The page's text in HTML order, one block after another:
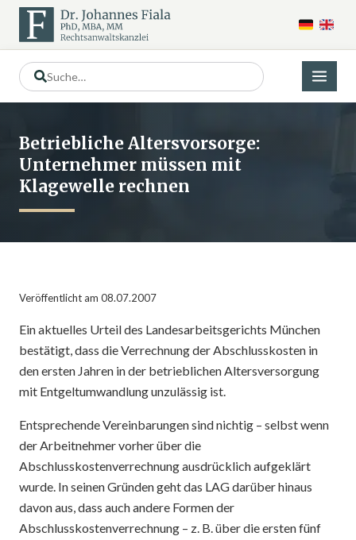
Betriebliche Altersvorsorge:
Unternehmer müssen mit
Klagewelle rechnen
Veröffentlicht am 08.07.2007
Ein aktuelles Urteil des Landesarbeitsgerichts München
bestätigt, dass die Verrechnung der Abschlusskosten in
den ersten Jahren in der betrieblichen Altersversorgung
mit Entgeltumwandlung unzulässig ist.
Entsprechende Vereinbarungen sind nichtig – selbst wenn
der Arbeitnehmer vorher über die
Abschlusskostenverrechnung ausdrücklich aufgeklärt
wurde. In seinen Gründen geht das LAG darüber hinaus
davon aus, dass auch andere Formen der
Abschlusskostenverrechnung – z. B. über die ersten fünf